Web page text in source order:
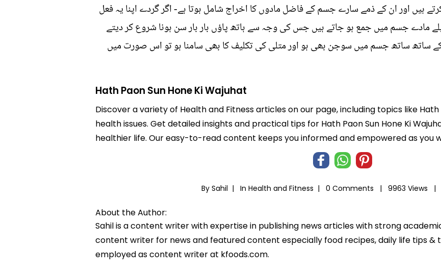
ہیں اور ان کے ذمے سارے جسم کے فاضل مادوں کا اخراج شامل ہوتا ہے- اگر گردے اپنا یہ فعل
مادے جسم میں جمع ہو جاتے ہیں جس کی وجہ سے ہاتھ پاؤں بار بار سن ہونا شروع کر دیتے
ساتھ ساتھ جسم میں سوجن بھی ہو اور متلی کی تکلیف کا بھی سامنا ہو تو اس صورت میں
Hath Paon Sun Hone Ki Wajuhat
Discover a variety of Health and Fitness articles on our page, including topics like
health issues. Get detailed insights and practical tips for Hath Paon Sun Hone Ki
healthier life. Our easy-to-read content keeps you informed and empowered as you
By Sahil | In Health and Fitness | 0 Comments | 9963 Views |
About the Author:
Sahil is a content writer with expertise in publishing news articles with strong
content writer for news and featured content especially food recipes, daily life tips
employed as content writer at kfoods.com.